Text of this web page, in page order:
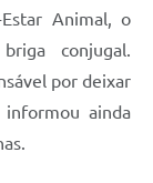
Animal, o
conjugal.
por deixar
ainda